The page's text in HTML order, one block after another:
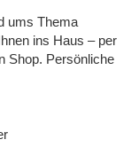
ums Thema
ins Haus – per
Shop. Persönliche